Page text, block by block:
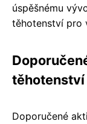
úspěšnému
těhotenství pro
těhotenství
Doporučené